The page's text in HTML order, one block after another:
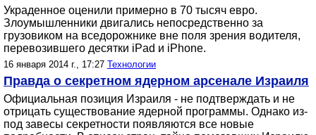
Украденное оценили примерно в 70 тысяч евро.
Злоумышленники двигались непосредственно за
грузовиком на вседорожнике вне поля зрения водителя,
перевозившего десятки iPad и iPhone.
16 января 2014 г., 17:27 Технологии
Правда о секретном ядерном арсенале Израиля
Официальная позиция Израиля - не подтверждать и не
отрицать существование ядерной программы. Однако из-
под завесы секретности появляются все новые